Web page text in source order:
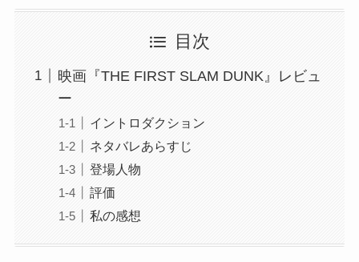
目次
映画『THE FIRST SLAM DUNK』レビュ
ー
イントロダクション
ネタバレあらすじ
登場人物
評価
私の感想